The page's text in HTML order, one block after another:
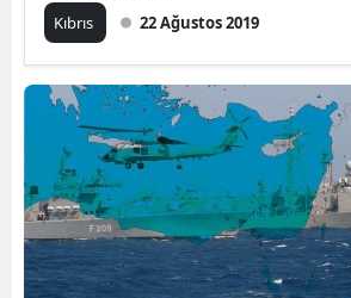
Kıbrıs 22 Ağustos 2019